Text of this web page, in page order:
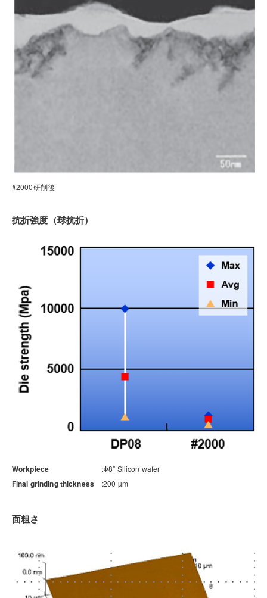
#2000研削後
抗折強度（球抗折）
Workpiece Φ8” Silicon wafer
Final grinding thickness 200 µm
面粗さ